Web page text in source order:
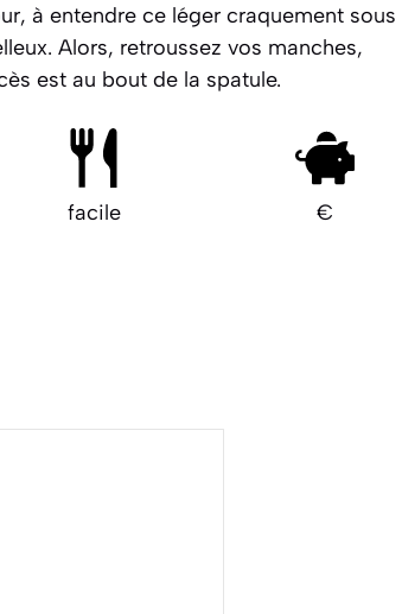
à entendre ce léger craquement sous
Alors, retroussez vos manches,
est au bout de la spatule.
facile €